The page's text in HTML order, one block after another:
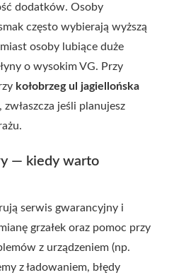
dodatków. Osoby
często wybierają wyższą
osoby lubiące duże
o wysokim VG. Przy
kołobrzeg ul jagiellońska
jeśli planujesz
— kiedy warto
serwis gwarancyjny i
grzałek oraz pomoc przy
z urządzeniem (np.
z ładowaniem, błędy